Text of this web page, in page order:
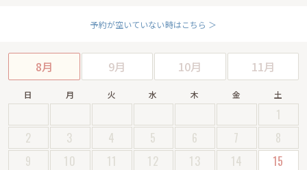
予約が空いていない時はこちら ＞
8月 9月 10月 11月
日 月 火 水 木 金 土
1
2
3 4 5 6 7
8
9
10 11 12 13 14
15